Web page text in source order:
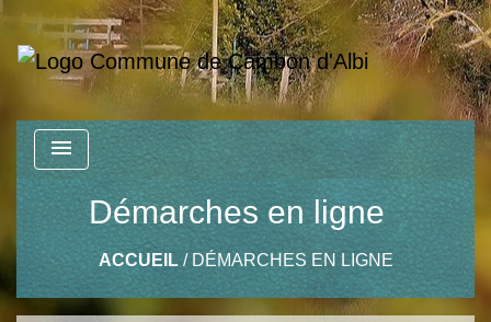
menu
Démarches en ligne
ACCUEIL/ DÉMARCHES EN LIGNE